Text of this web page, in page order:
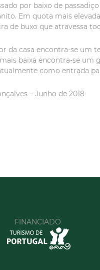
por baixo de
Em quota mais
de buxo que atravessa
da casa encontra-se um
baixa encontra-se um
como entrada
– Junho de 2018
FINANCIADO